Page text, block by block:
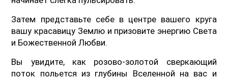
Затем представьте себе в центре вашего круга
вашу красавицу Землю и призовите энергию Света
и Божественной Любви.
Вы увидите, как розово-золотой сверкающий
поток польется из глубины Вселенной на вас и